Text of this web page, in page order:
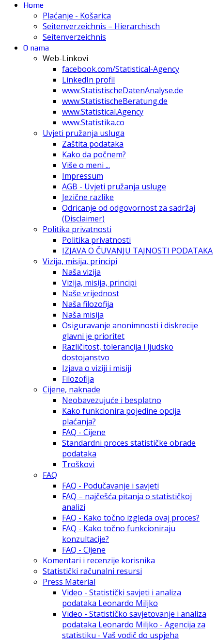
Home
Plaćanje - Košarica
Seitenverzeichnis – Hierarchisch
Seitenverzeichnis
O nama
Web-Linkovi
facebook.com/Statistical-Agency
LinkedIn profil
www.StatistischeDatenAnalyse.de
www.StatistischeBeratung.de
www.Statistical.Agency
www.Statistika.co
Uvjeti pružanja usluga
Zaštita podataka
Kako da počnem?
Više o meni ...
Impressum
AGB - Uvjeti pružanja usluge
Jezične razlike
Odricanje od odgovornost za sadržaj
(Disclaimer)
Politika privatnosti
Politika privatnosti
IZJAVA O ČUVANJU TAJNOSTI PODATAKA
Vizija, misija, principi
Naša vizija
Vizija, misija, principi
Naše vrijednost
Naša filozofija
Naša misija
Osiguravanje anonimnosti i diskrecije
glavni je prioritet
Različitost, tolerancija i ljudsko
dostojanstvo
Izjava o viziji i misiji
Filozofija
Cijene, naknade
Neobavezujuće i besplatno
Kako funkcionira pojedine opcija
plaćanja?
FAQ - Cijene
Standardni proces statističke obrade
podataka
Troškovi
FAQ
FAQ - Podučavanje i savjeti
FAQ – najčešća pitanja o statističkoj
analizi
FAQ - Kako točno izgleda ovaj proces?
FAQ - Kako točno funkcioniraju
konzultacije?
FAQ - Cijene
Komentari i recenzije korisnika
Statistički računalni resursi
Press Material
Video - Statistički savjeti i analiza
podataka Leonardo Miljko
Video - Statističko savjetovanje i analiza
podataka Leonardo Miljko - Agencija za
statistiku - Vaš vodič do uspjeha